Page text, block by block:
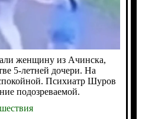
женщину из Ачинска,
5-летней дочери. На
Психиатр Шуров
подозреваемой.